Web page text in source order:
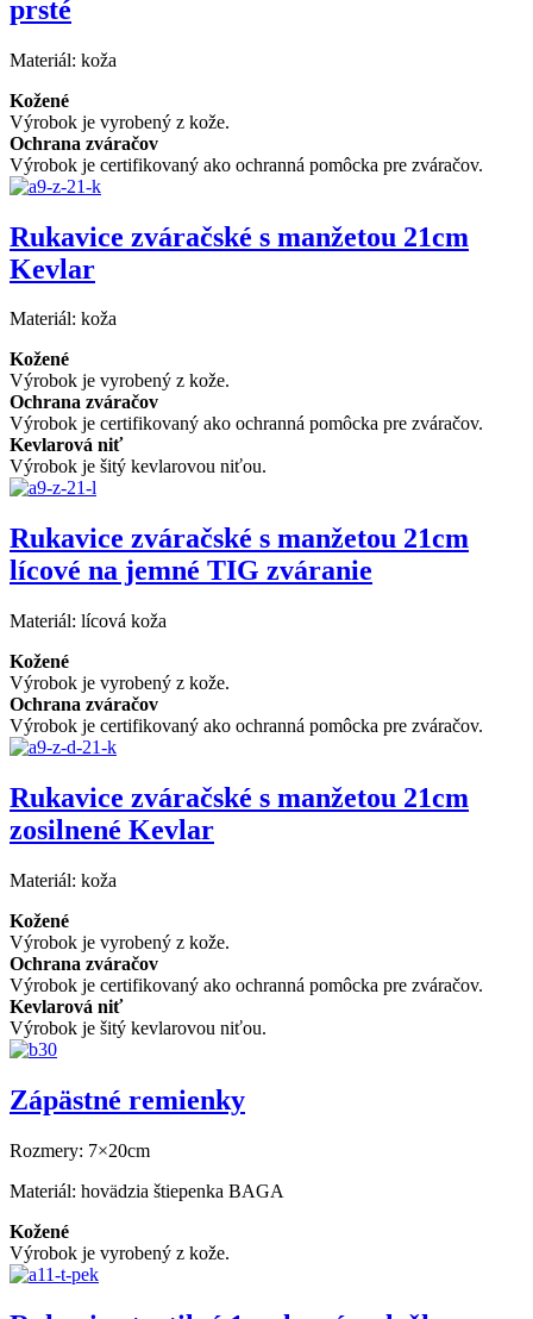
prsté
Materiál: koža
Kožené
Výrobok je vyrobený z kože.
Ochrana zváračov
Výrobok je certifikovaný ako ochranná pomôcka pre zváračov.
Rukavice zváračské s manžetou 21cm
Kevlar
Materiál: koža
Kožené
Výrobok je vyrobený z kože.
Ochrana zváračov
Výrobok je certifikovaný ako ochranná pomôcka pre zváračov.
Kevlarová niť
Výrobok je šitý kevlarovou niťou.
Rukavice zváračské s manžetou 21cm
lícové na jemné TIG zváranie
Materiál: lícová koža
Kožené
Výrobok je vyrobený z kože.
Ochrana zváračov
Výrobok je certifikovaný ako ochranná pomôcka pre zváračov.
Rukavice zváračské s manžetou 21cm
zosilnené Kevlar
Materiál: koža
Kožené
Výrobok je vyrobený z kože.
Ochrana zváračov
Výrobok je certifikovaný ako ochranná pomôcka pre zváračov.
Kevlarová niť
Výrobok je šitý kevlarovou niťou.
Zápästné remienky
Rozmery: 7×20cm
Materiál: hovädzia štiepenka BAGA
Kožené
Výrobok je vyrobený z kože.